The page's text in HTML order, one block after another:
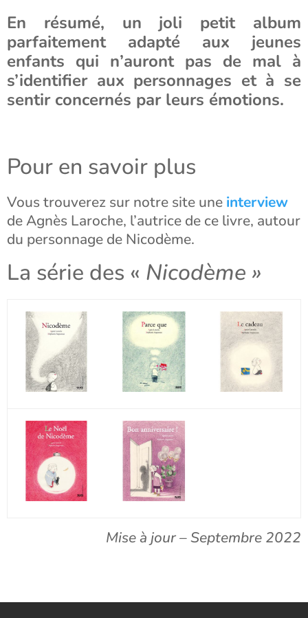
En résumé, un joli petit album
parfaitement adapté aux jeunes
enfants qui n’auront pas de mal à
s’identifier aux personnages et à se
sentir concernés par leurs émotions.
Pour en savoir plus
Vous trouverez sur notre site une interview
de Agnès Laroche, l’autrice de ce livre, autour
du personnage de Nicodème.
La série des « Nicodème »
Mise à jour – Septembre 2022